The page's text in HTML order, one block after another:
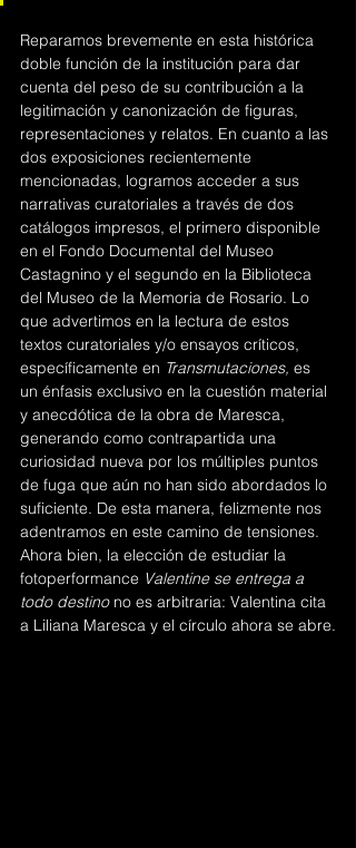
Reparamos brevemente en esta histórica
doble función de la institución para dar
cuenta del peso de su contribución a la
legitimación y canonización de figuras,
representaciones y relatos. En cuanto a las
dos exposiciones recientemente
mencionadas, logramos acceder a sus
narrativas curatoriales a través de dos
catálogos impresos, el primero disponible
en el Fondo Documental del Museo
Castagnino y el segundo en la Biblioteca
del Museo de la Memoria de Rosario. Lo
que advertimos en la lectura de estos
textos curatoriales y/o ensayos críticos,
específicamente en Transmutaciones, es
un énfasis exclusivo en la cuestión material
y anecdótica de la obra de Maresca,
generando como contrapartida una
curiosidad nueva por los múltiples puntos
de fuga que aún no han sido abordados lo
suficiente. De esta manera, felizmente nos
adentramos en este camino de tensiones.
Ahora bien, la elección de estudiar la
fotoperformance Valentine se entrega a
todo destino no es arbitraria: Valentina cita
a Liliana Maresca y el círculo ahora se abre.